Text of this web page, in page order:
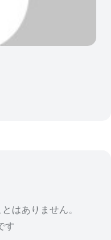
はありません。
す